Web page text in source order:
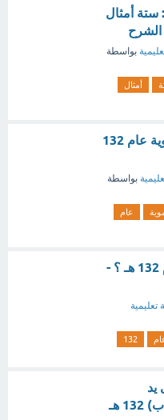
ستة أمثال
بواسطة
أمثال
اجابة : انتهت الدولة الأموية عام 132
بواسطة
عام
انتهت الدولة الأموية عام 132 هـ ؟ -
تعليمية
132
يد
العباسيين في أ) 119 هـ ب) 132 هـ